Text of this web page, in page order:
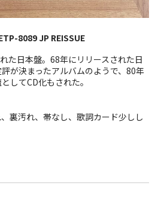
8089 JP REISSUE
た日本盤。68年にリリースされた日
が決まったアルバムのようで、80年
してCD化もされた。
裏汚れ、帯なし、歌詞カード少しし